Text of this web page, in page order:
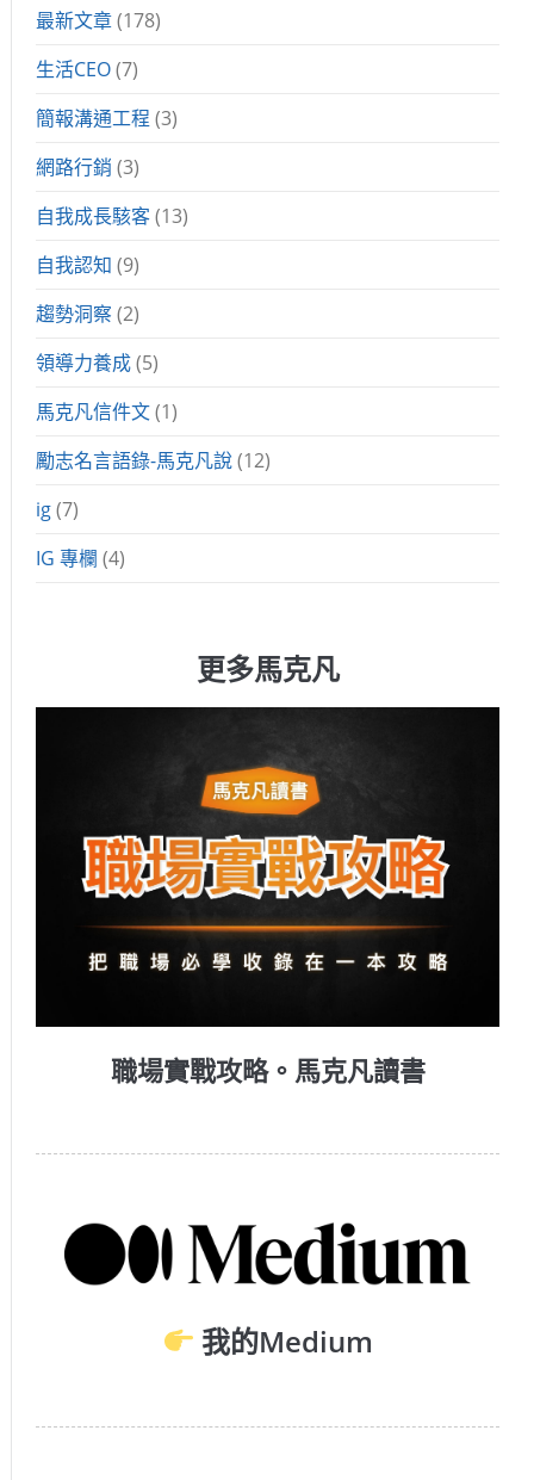
最新文章(178)
生活CEO(7)
簡報溝通工程 (3)
網路行銷 (3)
自我成長駭客(13)
自我認知 (9)
趨勢洞察 (2)
領導力養成(5)
馬克凡信件文(1)
勵志名言語錄-馬克凡說(12)
ig(7)
IG 專欄 (4)
更多馬克凡
職場實戰攻略。馬克凡讀書
我的Medium